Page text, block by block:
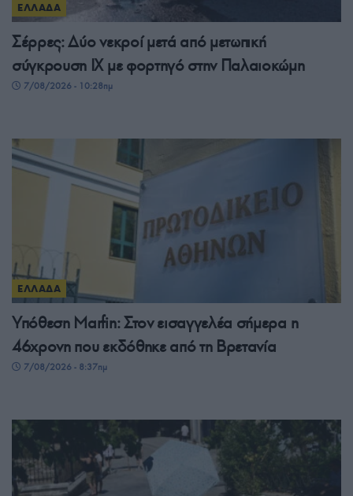
ΕΛΛΑΔΑ
Σέρρες: Δύο νεκροί μετά από μετωπική
σύγκρουση ΙΧ με φορτηγό στην Παλαιοκώμη
7/08/2026 - 10:28πμ
ΕΛΛΑΔΑ
Υπόθεση Marfin: Στον εισαγγελέα σήμερα η
46χρονη που εκδόθηκε από τη Βρετανία
7/08/2026 - 8:37πμ